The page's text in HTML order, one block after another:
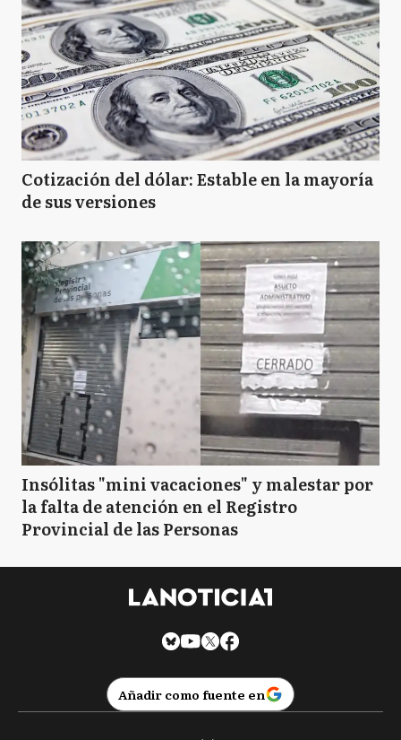
Cotización del dólar: Estable en la mayoría
de sus versiones
Insólitas "mini vacaciones" y malestar por
la falta de atención en el Registro
Provincial de las Personas
Añadir como fuente en